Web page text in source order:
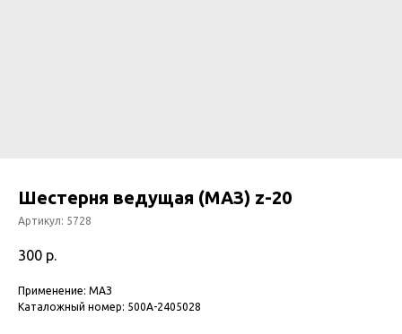
Шестерня ведущая (МАЗ) z-20
Артикул: 5728
300 р.
Применение: МАЗ
Каталожный номер: 500А-2405028